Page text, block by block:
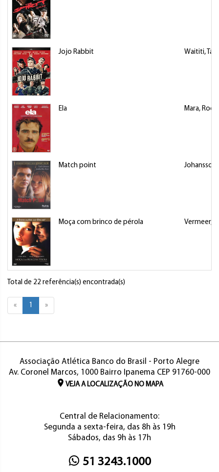
Jojo Rabbit Waititi,
Ela Mara,
Match point
Moça com brinco de pérola Vermeer,
Total de 22 referência(s) encontrada(s)
« 1 »
Associação Atlética Banco do Brasil - Porto Alegre
Av. Coronel Marcos, 1000 Bairro Ipanema CEP 91760-000
VEJA A LOCALIZAÇÃO NO MAPA
Central de Relacionamento:
Segunda a sexta-feira, das 8h às 19h
Sábados, das 9h às 17h
51 3243.1000